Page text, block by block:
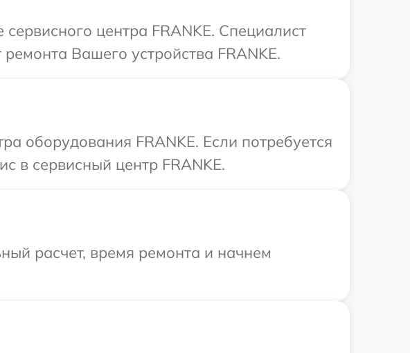
центра FRANKE. Специалист
Вашего устройства FRANKE.
оборудования FRANKE. Если потребуется
в сервисный центр FRANKE.
расчет, время ремонта и начнем